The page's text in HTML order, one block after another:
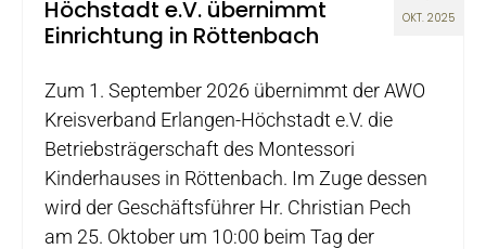
OKT. 2025
Höchstadt e.V. übernimmt
Einrichtung in Röttenbach
Zum 1. September 2026 übernimmt der AWO
Kreisverband Erlangen-Höchstadt e.V. die
Betriebsträgerschaft des Montessori
Kinderhauses in Röttenbach. Im Zuge dessen
wird der Geschäftsführer Hr. Christian Pech
am 25. Oktober um 10:00 beim Tag der